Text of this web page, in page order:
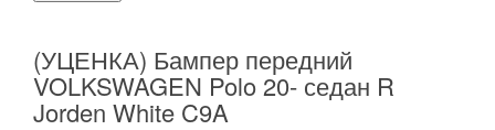
(УЦЕНКА) Бампер передний
VOLKSWAGEN Polo 20- седан R
Jorden White C9A